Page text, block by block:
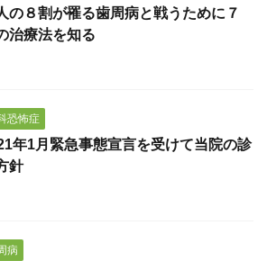
の８割が罹る歯周病と戦うために７
治療法を知る
恐怖症
年1月緊急事態宣言を受けて当院の診
針
病